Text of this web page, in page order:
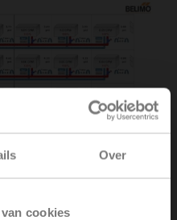
Over
cookies
educational tool. The